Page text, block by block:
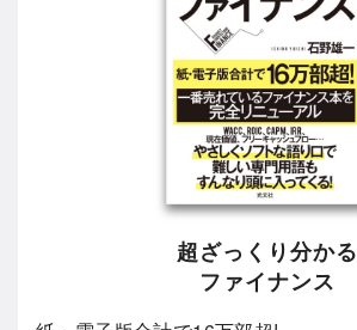
超ざっくり分かる
ファイナンス